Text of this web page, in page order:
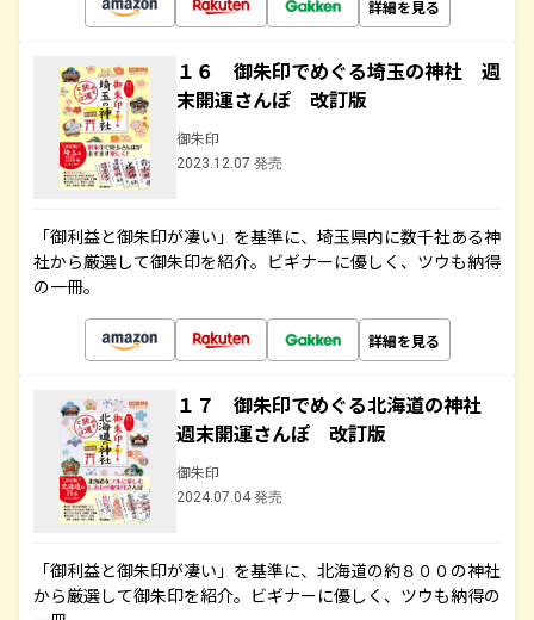
詳細を見る
１６ 御朱印でめぐる埼玉の神社 週
末開運さんぽ 改訂版
御朱印
2023.12.07 発売
「御利益と御朱印が凄い」を基準に、埼玉県内に数千社ある神
社から厳選して御朱印を紹介。ビギナーに優しく、ツウも納得
の一冊。
詳細を見る
１７ 御朱印でめぐる北海道の神社
週末開運さんぽ 改訂版
御朱印
2024.07.04 発売
「御利益と御朱印が凄い」を基準に、北海道の約８００の神社
から厳選して御朱印を紹介。ビギナーに優しく、ツウも納得の